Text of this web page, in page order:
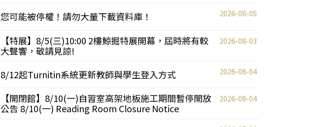
您可能被停權！請勿大量下載資料庫！ 2026-08-05
【特展】8/5(三)10:00 2樓鯨掘特展開幕，屆時將有較
大聲響，敬請見諒!
2026-08-03
8/12起Turnitin系統更新教師與學生登入方式 2026-08-04
【開閉館】8/10(一)自習室高架地板施工期間暫停開放
公告 8/10(一) Reading Room Closure Notice
2026-08-04